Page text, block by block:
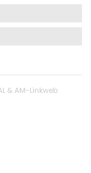
& AM-Linkweb